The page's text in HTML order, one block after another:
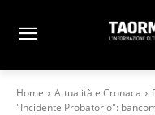
Home Attualità e Cronaca
"Incidente Probatorio":